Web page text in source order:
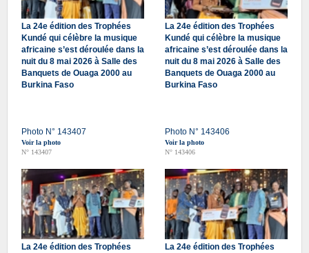
La 24e édition des Trophées
Kundé qui célèbre la musique
africaine s’est déroulée dans la
nuit du 8 mai 2026 à Salle des
Banquets de Ouaga 2000 au
Burkina Faso
Photo N° 143407
Voir la photo
N° 143407
La 24e édition des Trophées
Kundé qui célèbre la musique
africaine s’est déroulée dans la
nuit du 8 mai 2026 à Salle des
Banquets de Ouaga 2000 au
Burkina Faso
Photo N° 143406
Voir la photo
N° 143406
La 24e édition des Trophées
La 24e édition des Trophées